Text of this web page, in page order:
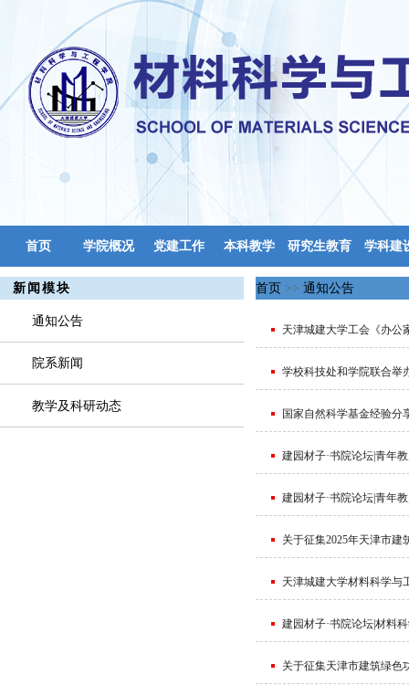
首页 学院概况 党建工作 本科教学 研究生教育 学科建
实验中心 首页 >> 通知公告
天津城建大学工会《办公
学校科技处和学院联合举
国家自然科学基金经验分
建园材子·书院论坛|青年
建园材子·书院论坛|青年
关于征集2025年天津市
天津城建大学材料科学与
建园材子·书院论坛|材料
关于征集天津市建筑绿色
新闻模块
通知公告
院系新闻
教学及科研动态